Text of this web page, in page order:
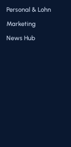
Personal & Lohn
Marketing
News Hub